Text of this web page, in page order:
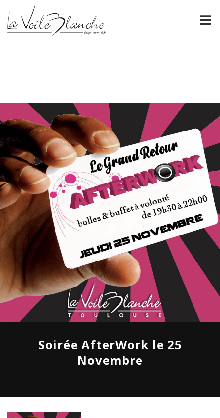
ÉVÈNEMENTS
ESPACE PRO
GALERIE
CONTACT
Soirée AfterWork le 25
Novembre